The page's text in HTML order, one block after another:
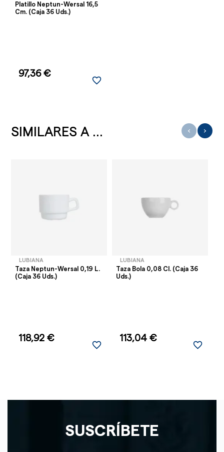
Platillo Neptun-Wersal 16,5
Cm. (Caja 36 Uds.)
97,36 €
favorite_border
SIMILARES A ...
LUBIANA
Taza Neptun-Wersal 0,19 L.
(Caja 36 Uds.)
118,92 €
favorite_border
LUBIANA
Taza Bola 0,08 Cl. (Caja 36
Uds.)
113,04 €
favorite_border
‹ ›
SUSCRÍBETE